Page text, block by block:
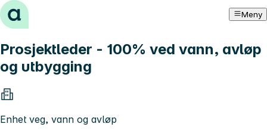
Hopp til innhold Meny
Prosjektleder - 100% ved vann, avløp
og utbygging
Enhet veg, vann og avløp